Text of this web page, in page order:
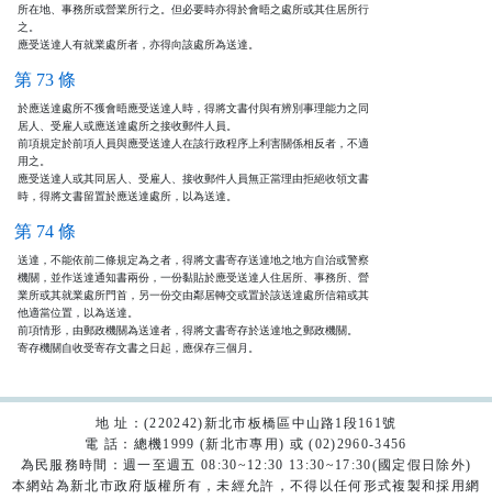
所在地、事務所或營業所行之。但必要時亦得於會晤之處所或其住居所行
之。
應受送達人有就業處所者，亦得向該處所為送達。
第 73 條
於應送達處所不獲會晤應受送達人時，得將文書付與有辨別事理能力之同
居人、受雇人或應送達處所之接收郵件人員。
前項規定於前項人員與應受送達人在該行政程序上利害關係相反者，不適
用之。
應受送達人或其同居人、受雇人、接收郵件人員無正當理由拒絕收領文書
時，得將文書留置於應送達處所，以為送達。
第 74 條
送達，不能依前二條規定為之者，得將文書寄存送達地之地方自治或警察
機關，並作送達通知書兩份，一份黏貼於應受送達人住居所、事務所、營
業所或其就業處所門首，另一份交由鄰居轉交或置於該送達處所信箱或其
他適當位置，以為送達。
前項情形，由郵政機關為送達者，得將文書寄存於送達地之郵政機關。
寄存機關自收受寄存文書之日起，應保存三個月。
地 址：(220242)新北市板橋區中山路1段161號
電 話：總機1999 (新北市專用) 或 (02)2960-3456
為民服務時間：週一至週五 08:30~12:30 13:30~17:30(國定假日除外)
本網站為新北市政府版權所有，未經允許，不得以任何形式複製和採用網